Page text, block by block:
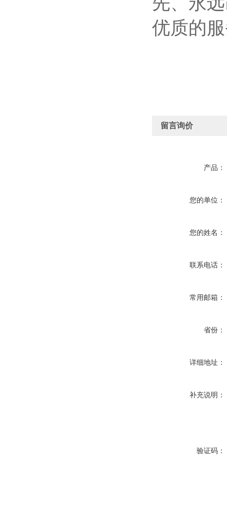
优质的
留言询价
产品：
您的单位：
您的姓名：
联系电话：
常用邮箱：
省份：
详细地址：
补充说明：
验证码：